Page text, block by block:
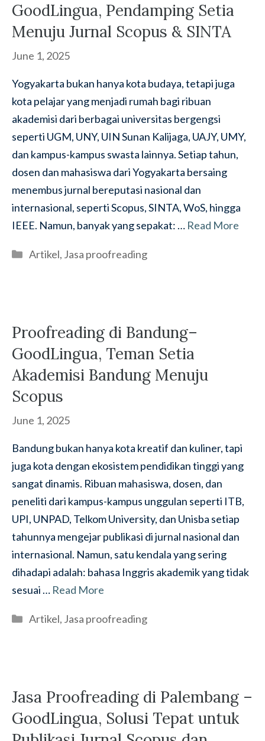
GoodLingua, Pendamping Setia
Menuju Jurnal Scopus & SINTA
June 1, 2025
Yogyakarta bukan hanya kota budaya, tetapi juga
kota pelajar yang menjadi rumah bagi ribuan
akademisi dari berbagai universitas bergengsi
seperti UGM, UNY, UIN Sunan Kalijaga, UAJY, UMY,
dan kampus-kampus swasta lainnya. Setiap tahun,
dosen dan mahasiswa dari Yogyakarta bersaing
menembus jurnal bereputasi nasional dan
internasional, seperti Scopus, SINTA, WoS, hingga
IEEE. Namun, banyak yang sepakat: … Read More
Categories
Artikel, Jasa proofreading
Proofreading di Bandung–
GoodLingua, Teman Setia
Akademisi Bandung Menuju
Scopus
June 1, 2025
Bandung bukan hanya kota kreatif dan kuliner, tapi
juga kota dengan ekosistem pendidikan tinggi yang
sangat dinamis. Ribuan mahasiswa, dosen, dan
peneliti dari kampus-kampus unggulan seperti ITB,
UPI, UNPAD, Telkom University, dan Unisba setiap
tahunnya mengejar publikasi di jurnal nasional dan
internasional. Namun, satu kendala yang sering
dihadapi adalah: bahasa Inggris akademik yang tidak
sesuai … Read More
Categories
Artikel, Jasa proofreading
Jasa Proofreading di Palembang –
GoodLingua, Solusi Tepat untuk